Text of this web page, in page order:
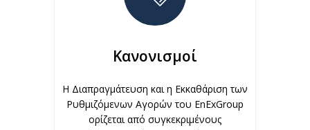
Κανονισμοί
Η Διαπραγμάτευση και η Εκκαθάριση των
Ρυθμιζόμενων Αγορών του EnExGroup
ορίζεται από συγκεκριμένους